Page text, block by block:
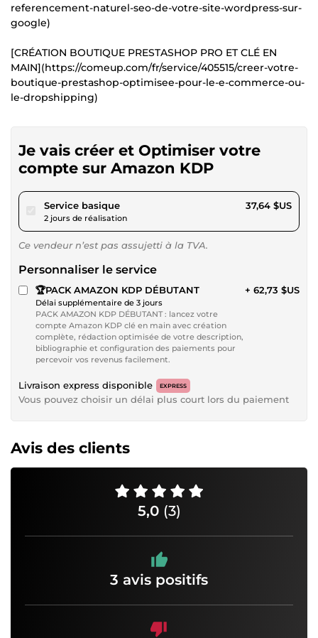
referencement-naturel-seo-de-votre-site-wordpress-sur-
google)
[CRÉATION BOUTIQUE PRESTASHOP PRO ET CLÉ EN
MAIN](https://comeup.com/fr/service/405515/creer-votre-
boutique-prestashop-optimisee-pour-le-e-commerce-ou-
le-dropshipping)
Je vais créer et Optimiser votre
compte sur Amazon KDP
Service basiquepour 34,69 $US
2 jours de réalisation
37,64 $US
Ce vendeur n’est pas assujetti à la TVA.
Personnaliser le service
🏆PACK AMAZON KDP DÉBUTANT
Délai supplémentaire de 3 jours
PACK AMAZON KDP DÉBUTANT : lancez votre
compte Amazon KDP clé en main avec création
complète, rédaction optimisée de votre description,
bibliographie et configuration des paiements pour
percevoir vos revenus facilement.
+ 62,73 $US
Livraison express disponible EXPRESS
Vous pouvez choisir un délai plus court lors du paiement
Avis des clients
5,0 (3)
3 avis positifs